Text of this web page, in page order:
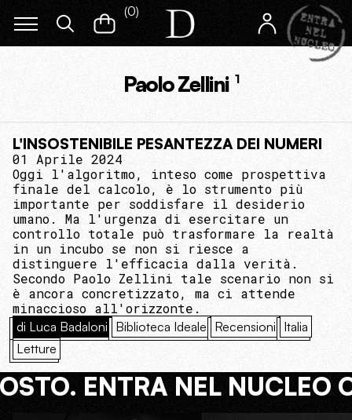
(0)
Paolo Zellini 1
L'INSOSTENIBILE PESANTEZZA DEI NUMERI
01 Aprile 2024
Oggi l'algoritmo, inteso come prospettiva
finale del calcolo, è lo strumento più
importante per soddisfare il desiderio
umano. Ma l'urgenza di esercitare un
controllo totale può trasformare la realtà
in un incubo se non si riesce a
distinguere l'efficacia dalla verità.
Secondo Paolo Zellini tale scenario non si
è ancora concretizzato, ma ci attende
minaccioso all'orizzonte.
di Luca Badaloni Biblioteca Ideale Recensioni Italia
Letture
ENTRA NEL NUCLEO